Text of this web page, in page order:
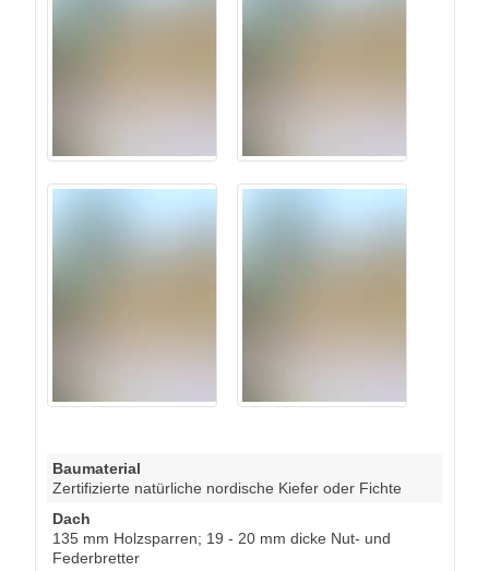
Baumaterial
Wände
20 mm Holzverschalung
Boden
Vorraum: 19 - 20 mm Bodenbretter mit Nut-und-Feder-
Verbindungen, Grundrahmen und Querstreben.
Saunabereich: Bodenrost aus Erlenholz (optional